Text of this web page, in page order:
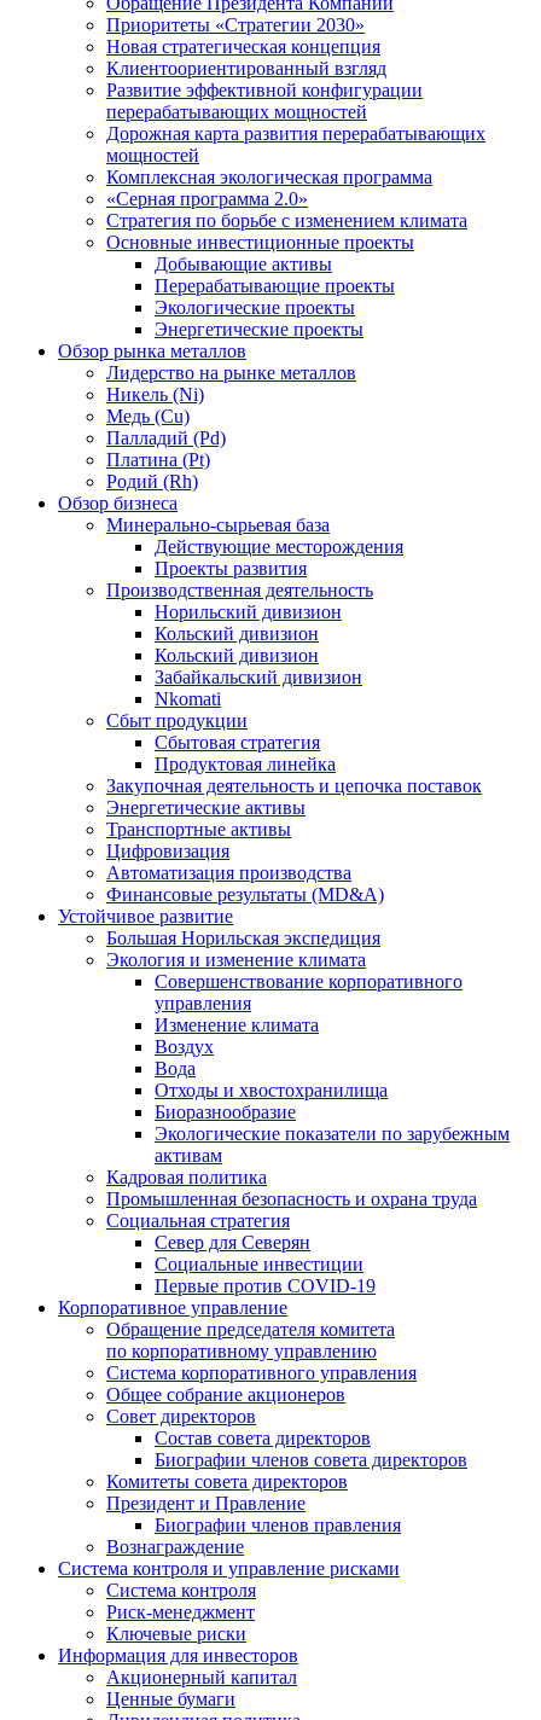
Приоритеты «Стратегии 2030»
Новая стратегическая концепция
Клиентоориентированный взгляд
Развитие эффективной конфигурации
перерабатывающих мощностей
Дорожная карта развития перерабатывающих
мощностей
Комплексная экологическая программа
«Серная программа 2.0»
Стратегия по борьбе с изменением климата
Основные инвестиционные проекты
Добывающие активы
Перерабатывающие проекты
Экологические проекты
Энергетические проекты
Обзор рынка металлов
Лидерство на рынке металлов
Никель (Ni)
Медь (Cu)
Палладий (Pd)
Платина (Pt)
Родий (Rh)
Обзор бизнеса
Минерально-сырьевая база
Действующие месторождения
Проекты развития
Производственная деятельность
Норильский дивизион
Кольский дивизион
Кольский дивизион
Забайкальский дивизион
Nkomati
Сбыт продукции
Сбытовая стратегия
Продуктовая линейка
Закупочная деятельность и цепочка поставок
Энергетические активы
Транспортные активы
Цифровизация
Автоматизация производства
Финансовые результаты (MD&A)
Устойчивое развитие
Большая Норильская экспедиция
Экология и изменение климата
Совершенствование корпоративного
управления
Изменение климата
Воздух
Вода
Отходы и хвостохранилища
Биоразнообразие
Экологические показатели по зарубежным
активам
Кадровая политика
Промышленная безопасность и охрана труда
Социальная стратегия
Север для Северян
Социальные инвестиции
Первые против COVID‑19
Корпоративное управление
Обращение председателя комитета
по корпоративному управлению
Система корпоративного управления
Общее собрание акционеров
Совет директоров
Состав совета директоров
Биографии членов совета директоров
Комитеты совета директоров
Президент и Правление
Биографии членов правления
Вознаграждение
Система контроля и управление рисками
Система контроля
Риск-менеджмент
Ключевые риски
Информация для инвесторов
Акционерный капитал
Ценные бумаги